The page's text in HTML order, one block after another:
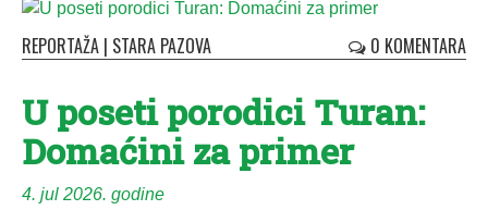
REPORTAŽA | STARA PAZOVA 0 KOMENTARA
U poseti porodici Turan:
Domaćini za primer
4. jul 2026. godine